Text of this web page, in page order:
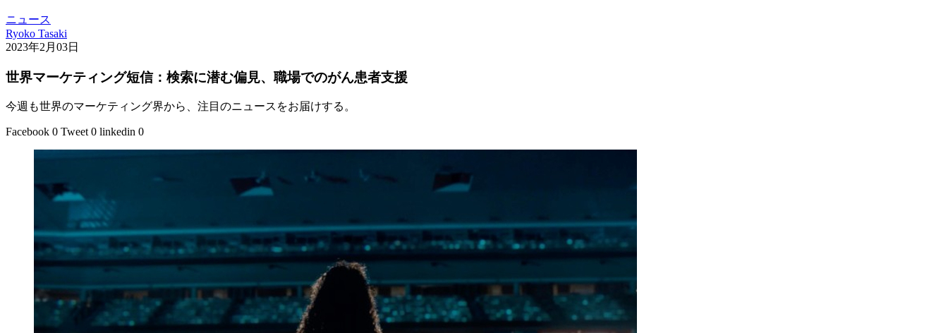
ニュース
Ryoko Tasaki
2023年2月03日
世界マーケティング短信：検索に潜む偏見、職場でのがん患者支援
今週も世界のマーケティング界から、注目のニュースをお届けする。
Facebook 0 Tweet 0 linkedin 0